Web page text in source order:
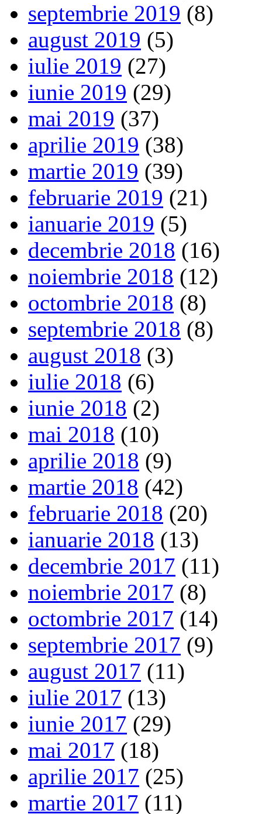
septembrie 2019 (8)
august 2019 (5)
iulie 2019 (27)
iunie 2019 (29)
mai 2019 (37)
aprilie 2019 (38)
martie 2019 (39)
februarie 2019 (21)
ianuarie 2019 (5)
decembrie 2018 (16)
noiembrie 2018 (12)
octombrie 2018 (8)
septembrie 2018 (8)
august 2018 (3)
iulie 2018 (6)
iunie 2018 (2)
mai 2018 (10)
aprilie 2018 (9)
martie 2018 (42)
februarie 2018 (20)
ianuarie 2018 (13)
decembrie 2017 (11)
noiembrie 2017 (8)
octombrie 2017 (14)
septembrie 2017 (9)
august 2017 (11)
iulie 2017 (13)
iunie 2017 (29)
mai 2017 (18)
aprilie 2017 (25)
martie 2017 (11)